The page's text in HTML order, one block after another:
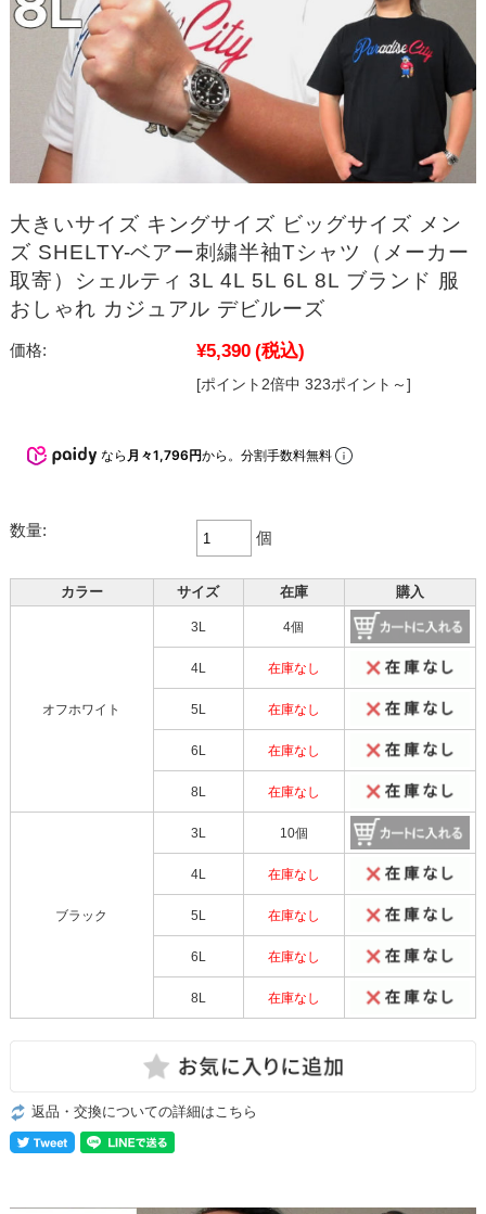
大きいサイズ キングサイズ ビッグサイズ メン
ズ SHELTY-ベアー刺繍半袖Tシャツ（メーカー
取寄）シェルティ 3L 4L 5L 6L 8L ブランド 服
おしゃれ カジュアル デビルーズ
価格: ¥5,390 (税込)
[ポイント2倍中 323ポイント～]
なら 月々1,796円から。分割手数料無料
数量: 個
カラー サイズ 在庫 購入
オフホワイト
3L 4個
4L 在庫なし
5L 在庫なし
6L 在庫なし
8L 在庫なし
ブラック
3L 10個
4L 在庫なし
5L 在庫なし
6L 在庫なし
8L 在庫なし
返品・交換についての詳細はこちら